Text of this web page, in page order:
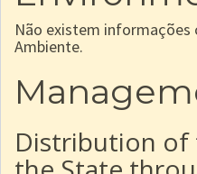
Não existem informações
Ambiente.
Distribution of